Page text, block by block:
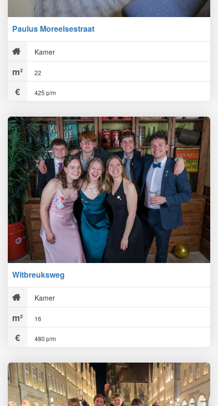
Paulus Moreelsestraat
Kamer
22
425 p/m
Witbreuksweg
Kamer
16
480 p/m